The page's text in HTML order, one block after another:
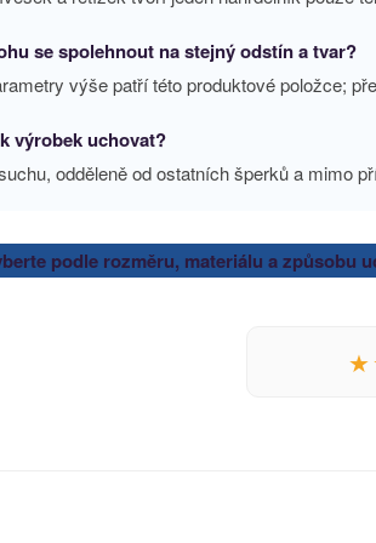
se spolehnout na stejný odstín a tvar?
výše patří této produktové položce;
výrobek uchovat?
odděleně od ostatních šperků a mimo
podle rozměru, materiálu a způsobu